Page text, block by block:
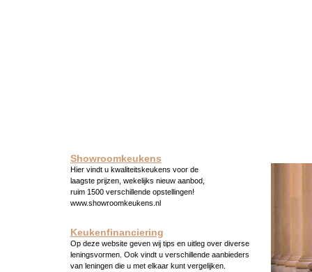
Showroomkeukens
Hier vindt u kwaliteitskeukens voor de
laagste prijzen, wekelijks nieuw aanbod,
ruim 1500 verschillende opstellingen!
www.showroomkeukens.nl
Keukenfinanciering
Op deze website geven wij tips en uitleg over diverse
leningsvormen. Ook vindt u verschillende aanbieders
van leningen die u met elkaar kunt vergelijken.